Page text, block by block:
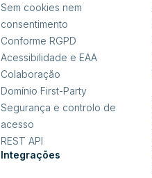
Sem cookies nem
consentimento
Conforme RGPD
Acessibilidade e EAA
Colaboração
Domínio First-Party
Segurança e controlo de
acesso
REST API
Integrações